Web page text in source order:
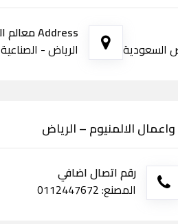
السعودية
Address معالم الطريق
الرياض - الصناعية
الالمنيوم – الرياض
رقم اتصال اضافي
المصنع: 0112447672